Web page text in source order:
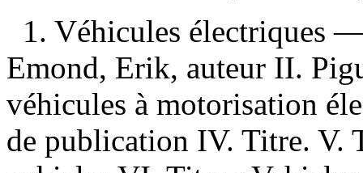
1. Véhicules électriques
Emond, Erik, auteur II.
véhicules à motorisation
de publication IV. Titre. V.